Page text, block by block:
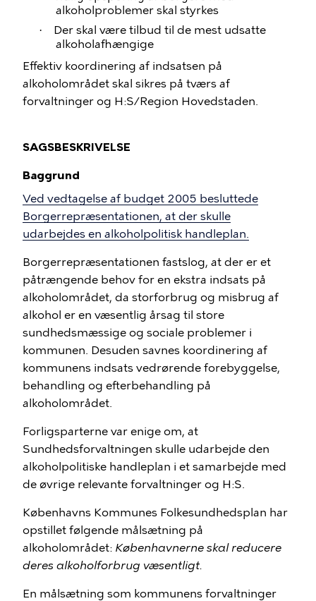
alkoholproblemer skal styrkes
·
Der skal være tilbud til de mest udsatte
alkoholafhængige
Effektiv koordinering af indsatsen på
alkoholområdet skal sikres på tværs af
forvaltninger og H:S/Region Hovedstaden.
SAGSBESKRIVELSE
Baggrund
Ved vedtagelse af budget 2005 besluttede
Borgerrepræsentationen, at der skulle
udarbejdes en alkoholpolitisk handleplan.
Borgerrepræsentationen fastslog, at der er et
påtrængende behov for en ekstra indsats på
alkoholområdet, da storforbrug og misbrug af
alkohol er en væsentlig årsag til store
sundhedsmæssige og sociale problemer i
kommunen. Desuden savnes koordinering af
kommunens indsats vedrørende forebyggelse,
behandling og efterbehandling på
alkoholområdet.
Forligsparterne var enige om, at
Sundhedsforvaltningen skulle udarbejde den
alkoholpolitiske handleplan i et samarbejde med
de øvrige relevante forvaltninger og H:S.
Københavns Kommunes Folkesundhedsplan har
opstillet følgende målsætning på
alkoholområdet: Københavnerne skal reducere
deres alkoholforbrug væsentligt.
En målsætning som kommunens forvaltninger